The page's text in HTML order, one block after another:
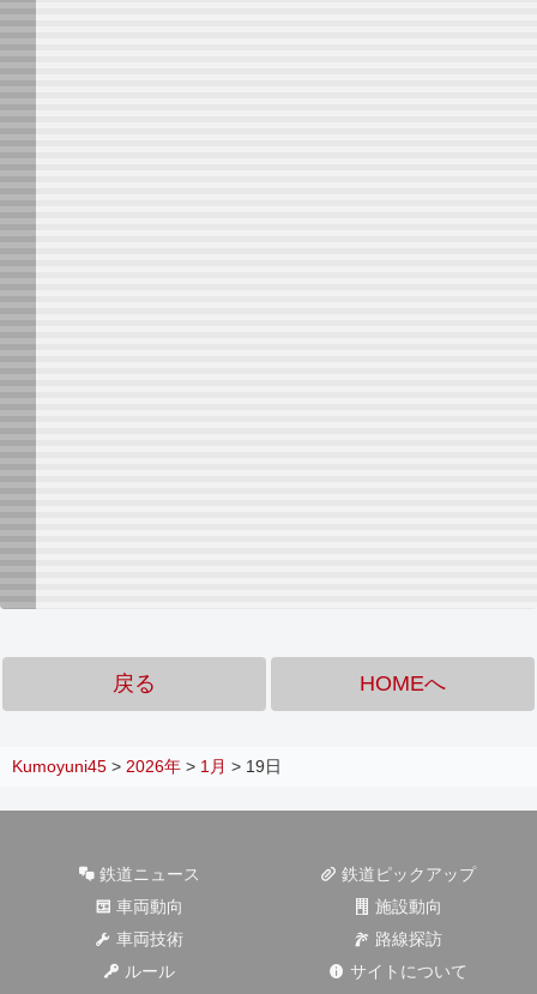
戻る HOMEへ
Kumoyuni45 > 2026年 > 1月 > 19日
鉄道ニュース
鉄道ピックアップ
車両動向
施設動向
車両技術
路線探訪
ルール
サイトについて